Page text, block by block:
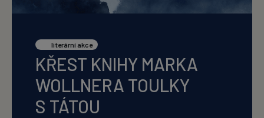
literární akce
KŘEST KNIHY MARKA
WOLLNERA TOULKY
S TÁTOU